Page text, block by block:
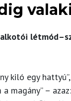
kiló egy
magány” –